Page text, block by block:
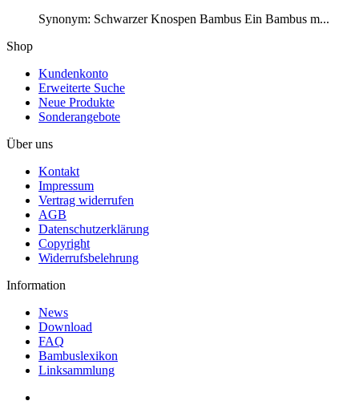
Synonym: Schwarzer Knospen Bambus Ein Bambus m...
Shop
Kundenkonto
Erweiterte Suche
Neue Produkte
Sonderangebote
Über uns
Kontakt
Impressum
Vertrag widerrufen
AGB
Datenschutzerklärung
Copyright
Widerrufsbelehrung
Information
News
Download
FAQ
Bambuslexikon
Linksammlung